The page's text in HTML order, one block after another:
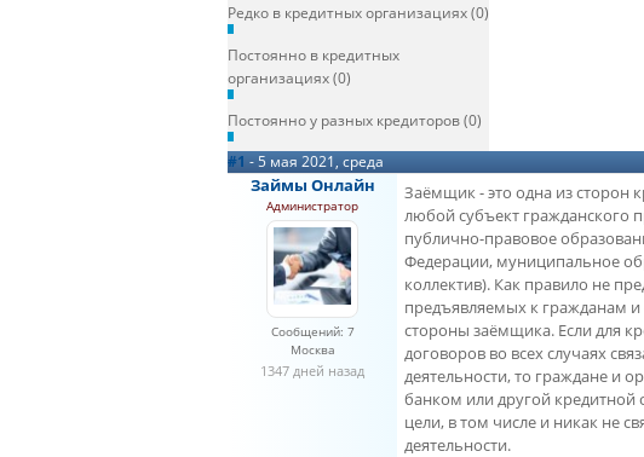
Редко в кредитных организациях (0)
Постоянно в кредитных
организациях (0)
Постоянно у разных кредиторов (0)
#1 - 5 мая 2021, среда
Займы Онлайн
Администратор
Сообщений: 7
Москва
1347 дней назад
Заёмщик - это одна из сторон
любой субъект гражданского
публично-правовое
Федерации, муниципальное
коллектив). Как правило не
предъявляемых к гражданам
стороны заёмщика. Если для
договоров во всех случаях
деятельности, то граждане и
банком или другой кредитной
цели, в том числе и никак не
деятельности.